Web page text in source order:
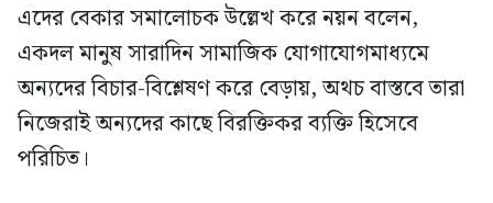
এদের বেকার সমালোচক উল্লেখ করে নয়ন বলেন,
একদল মানুষ সারাদিন সামাজিক যোগাযোগমাধ্যমে
অন্যদের বিচার-বিশ্লেষণ করে বেড়ায়, অথচ বাস্তবে তারা
নিজেরাই অন্যদের কাছে বিরক্তিকর ব্যক্তি হিসেবে
পরিচিত।